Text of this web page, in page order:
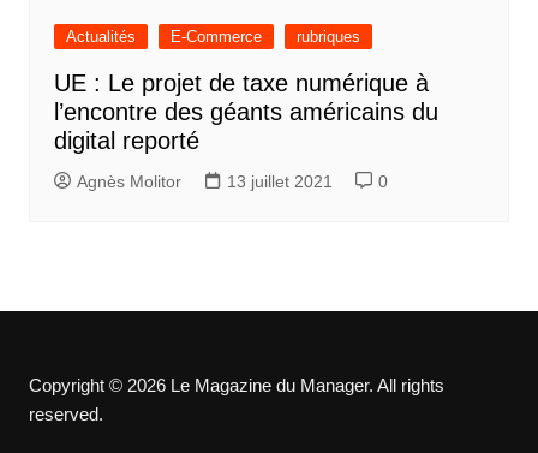
Actualités E-Commerce rubriques
UE : Le projet de taxe numérique à
l’encontre des géants américains du
digital reporté
Agnès Molitor 13 juillet 2021 0
Copyright © 2026 Le Magazine du Manager. All rights
reserved.